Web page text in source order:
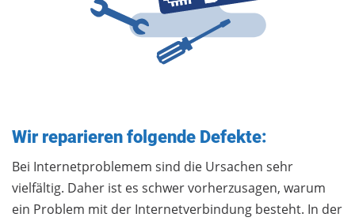
Wir reparieren folgende Defekte:
Bei Internetproblemem sind die Ursachen sehr
vielfältig. Daher ist es schwer vorherzusagen, warum
ein Problem mit der Internetverbindung besteht. In der